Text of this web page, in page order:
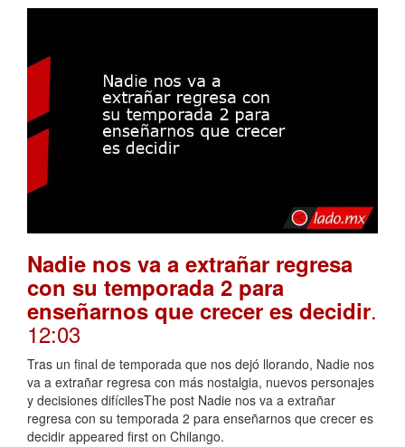
Nadie nos va a extrañar regresa
con su temporada 2 para
enseñarnos que crecer es decidir.
12:03
Tras un final de temporada que nos dejó llorando, Nadie nos
va a extrañar regresa con más nostalgia, nuevos personajes
y decisiones difícilesThe post Nadie nos va a extrañar
regresa con su temporada 2 para enseñarnos que crecer es
decidir appeared first on Chilango.